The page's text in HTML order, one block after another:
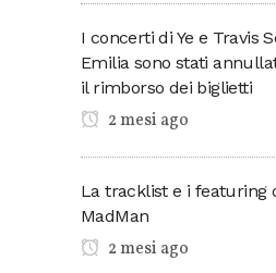
I concerti di Ye e Travis
Emilia sono stati
il rimborso dei biglietti
2 mesi ago
La tracklist e i featuring
MadMan
2 mesi ago